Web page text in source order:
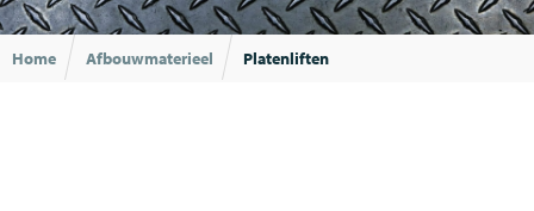
Home Afbouwmaterieel Platenliften